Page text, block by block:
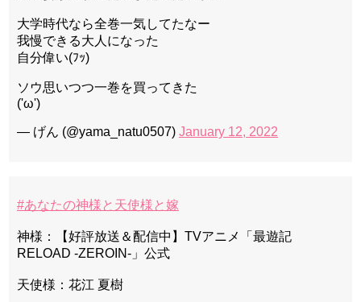
大学時代なら全巻一気してたなー
我慢できる大人になった
自分偉い(ﾌｯ)
ソウ思いつつ一巻を買ってきた
('ω')
— げん (@yama_natu0507) January 12, 2022
#あなたの神様と天使様と嫁
神様：【好評放送＆配信中】TVアニメ「最遊記
RELOAD -ZEROIN-」公式
天使様：花江 夏樹